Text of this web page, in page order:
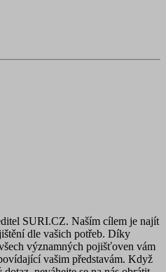
SURI.CZ. Naším cílem je najít
dle vašich potřeb. Díky
významných pojišťoven vám
vašim představám. Když